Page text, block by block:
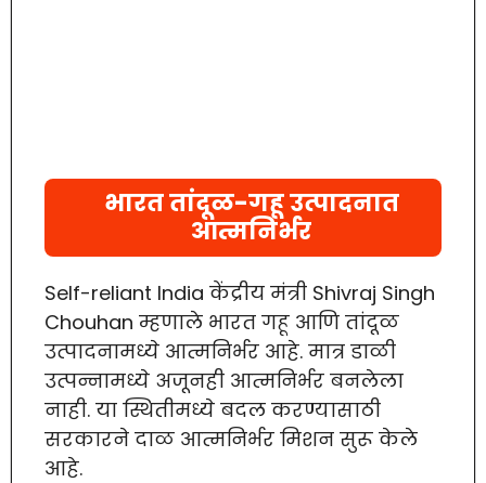
भारत तांदूळ-गहू उत्पादनात
आत्मनिर्भर
Self-reliant India केंद्रीय मंत्री Shivraj Singh
Chouhan म्हणाले भारत गहू आणि तांदूळ
उत्पादनामध्ये आत्मनिर्भर आहे. मात्र डाळी
उत्पन्नामध्ये अजूनही आत्मनिर्भर बनलेला
नाही. या स्थितीमध्ये बदल करण्यासाठी
सरकारने दाळ आत्मनिर्भर मिशन सुरू केले
आहे.